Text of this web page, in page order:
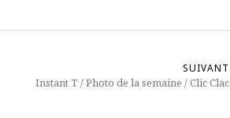
SUIVANT
Instant T / Photo de la semaine / Clic Clac